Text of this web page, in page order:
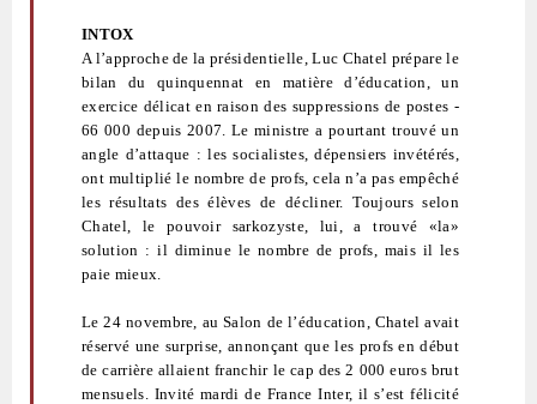
INTOX
A l’approche de la présidentielle, Luc Chatel prépare le
bilan du quinquennat en matière d’éducation, un
exercice délicat en raison des suppressions de postes -
66 000 depuis 2007. Le ministre a pourtant trouvé un
angle d’attaque : les socialistes, dépensiers invétérés,
ont multiplié le nombre de profs, cela n’a pas empêché
les résultats des élèves de décliner. Toujours selon
Chatel, le pouvoir sarkozyste, lui, a trouvé «la»
solution : il diminue le nombre de profs, mais il les
paie mieux.
Le 24 novembre, au Salon de l’éducation, Chatel avait
réservé une surprise, annonçant que les profs en début
de carrière allaient franchir le cap des 2 000 euros brut
mensuels. Invité mardi de France Inter, il s’est félicité